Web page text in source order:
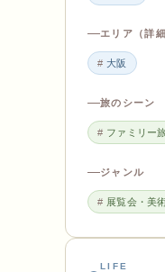
エリア（詳細
大阪
旅のシーン
ファミリー
ジャンル
展覧会・美
LIFE